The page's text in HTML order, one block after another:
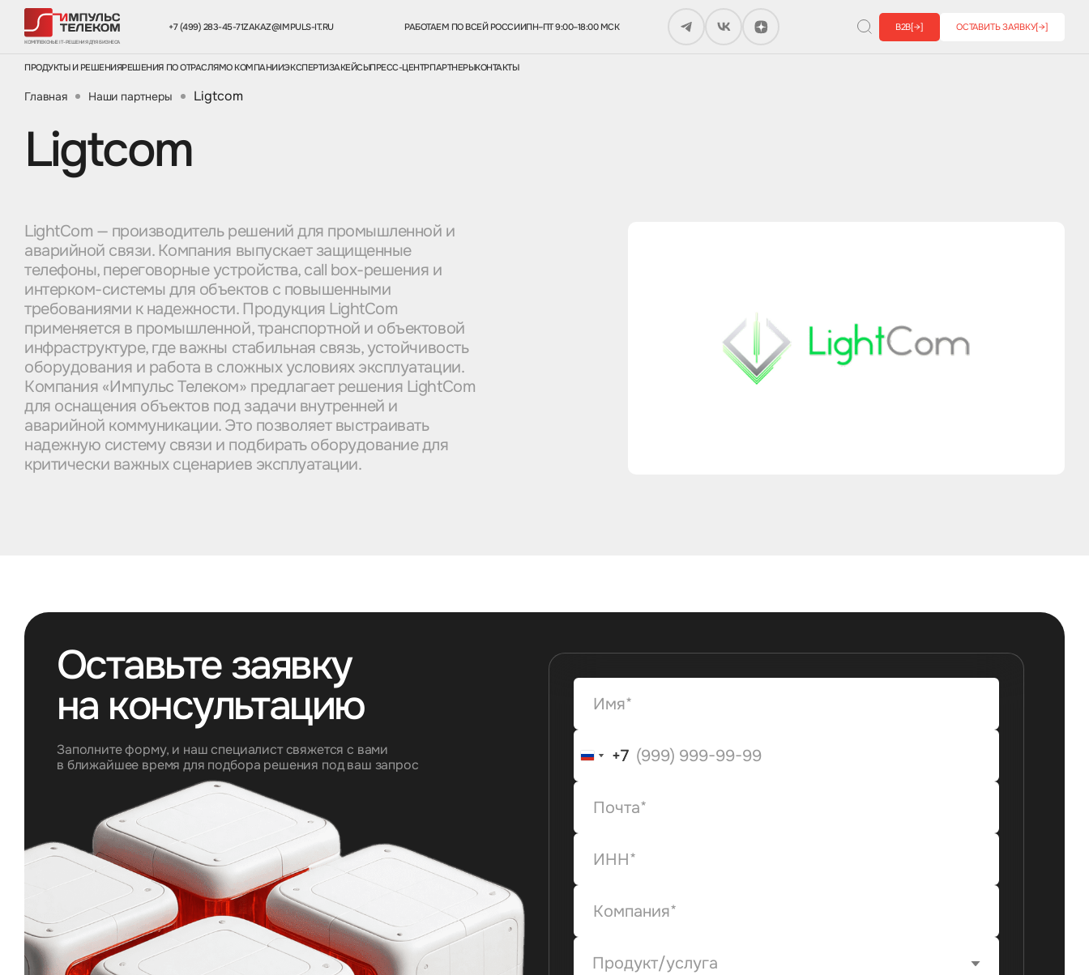
КОМПЛЕКСНЫЕ IT-РЕШЕНИЯ ДЛЯ БИЗНЕСА
+7 (499) 283-45-71ZAKAZ@IMPULS-IT.RU РАБОТАЕМ ПО ВСЕЙ РОССИИПН–ПТ 9:00–18:00 МСК B2B[→] ОСТАВИТЬ ЗАЯВКУ[→]
ПРОДУКТЫ И РЕШЕНИЯРЕШЕНИЯ ПО ОТРАСЛЯМО КОМПАНИИЭКСПЕРТИЗАКЕЙСЫПРЕСС-ЦЕНТРПАРТНЕРЫКОНТАКТЫ
Главная Наши партнеры Ligtcom
Ligtcom
LightCom — производитель решений для промышленной и
аварийной связи. Компания выпускает защищенные
телефоны, переговорные устройства, call box-решения и
интерком-системы для объектов с повышенными
требованиями к надежности. Продукция LightCom
применяется в промышленной, транспортной и объектовой
инфраструктуре, где важны стабильная связь, устойчивость
оборудования и работа в сложных условиях эксплуатации.
Компания «Импульс Телеком» предлагает решения LightCom
для оснащения объектов под задачи внутренней и
аварийной коммуникации. Это позволяет выстраивать
надежную систему связи и подбирать оборудование для
критически важных сценариев эксплуатации.
Оставьте заявку
на консультацию
Заполните форму, и наш специалист свяжется с вами
в ближайшее время для подбора решения под ваш запрос
+7
+7
Продукт/услуга